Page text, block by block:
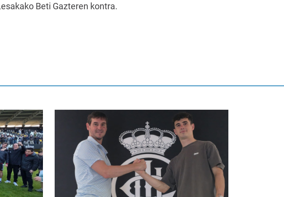
Beti Gazteren kontra.